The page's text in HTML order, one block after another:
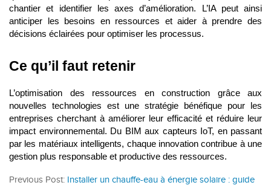
chantier et identifier les axes d’amélioration. L’IA peut ainsi
anticiper les besoins en ressources et aider à prendre des
décisions éclairées pour optimiser les processus.
Ce qu’il faut retenir
L’optimisation des ressources en construction grâce aux
nouvelles technologies est une stratégie bénéfique pour les
entreprises cherchant à améliorer leur efficacité et réduire leur
impact environnemental. Du BIM aux capteurs IoT, en passant
par les matériaux intelligents, chaque innovation contribue à une
gestion plus responsable et productive des ressources.
Previous Post: Installer un chauffe-eau à énergie solaire : guide